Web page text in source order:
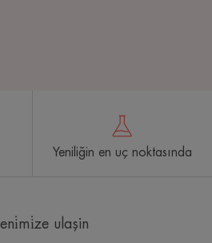
Yeniliğin en uç noktasında
ulaşin